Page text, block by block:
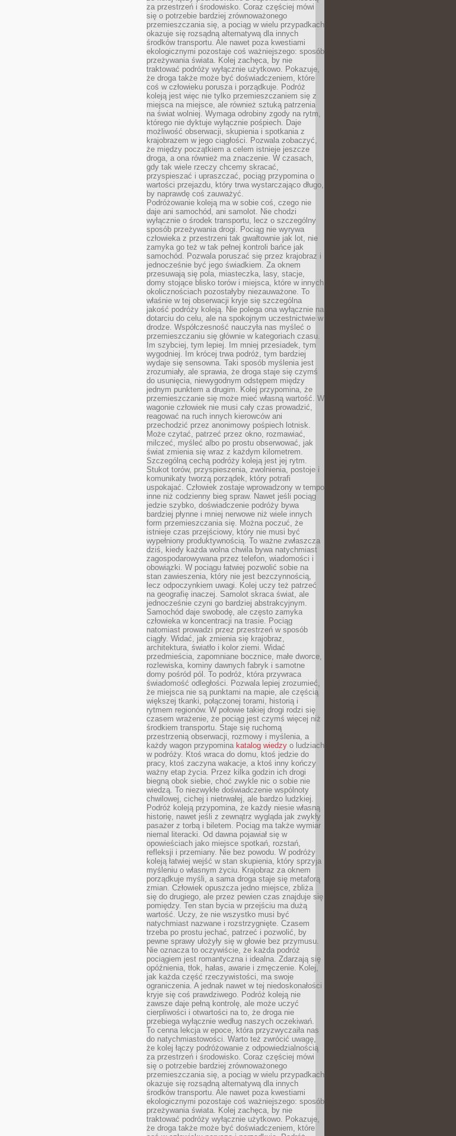
za przestrzeń i środowisko. Coraz częściej mówi
się o potrzebie bardziej zrównoważonego
przemieszczania się, a pociąg w wielu przypadkach
okazuje się rozsądną alternatywą dla innych
środków transportu. Ale nawet poza kwestiami
ekologicznymi pozostaje coś ważniejszego: sposób
przeżywania świata. Kolej zachęca, by nie
traktować podróży wyłącznie użytkowo. Pokazuje,
że droga także może być doświadczeniem, które
coś w człowieku porusza i porządkuje. Podróż
koleją jest więc nie tylko przemieszczaniem się z
miejsca na miejsce, ale również sztuką patrzenia
na świat wolniej. Wymaga odrobiny zgody na rytm,
którego nie dyktuje wyłącznie pośpiech. Daje
możliwość obserwacji, skupienia i spotkania z
krajobrazem w jego ciągłości. Pozwala zobaczyć,
że między początkiem a celem istnieje jeszcze
droga, a ona również ma znaczenie. W czasach,
gdy tak wiele rzeczy chcemy skracać,
przyspieszać i upraszczać, pociąg przypomina o
wartości przejazdu, który trwa wystarczająco długo,
by naprawdę coś zauważyć.
Podróżowanie koleją ma w sobie coś, czego nie
daje ani samochód, ani samolot. Nie chodzi
wyłącznie o środek transportu, lecz o szczególny
sposób przeżywania drogi. Pociąg nie wyrywa
człowieka z przestrzeni tak gwałtownie jak lot, nie
zamyka go też w tak pełnej kontroli bańce jak
samochód. Pozwala poruszać się przez krajobraz i
jednocześnie być jego świadkiem. Za oknem
przesuwają się pola, miasteczka, lasy, stacje,
domy stojące blisko torów i miejsca, które w innych
okolicznościach pozostałyby niezauważone. To
właśnie w tej obserwacji kryje się szczególna
jakość podróży koleją. Nie polega ona wyłącznie na
dotarciu do celu, ale na spokojnym uczestnictwie w
drodze. Współczesność nauczyła nas myśleć o
przemieszczaniu się głównie w kategoriach czasu.
Im szybciej, tym lepiej. Im mniej przesiadek, tym
wygodniej. Im krócej trwa podróż, tym bardziej
wydaje się sensowna. Taki sposób myślenia jest
zrozumiały, ale sprawia, że droga staje się czymś
do usunięcia, niewygodnym odstępem między
jednym punktem a drugim. Kolej przypomina, że
przemieszczanie się może mieć własną wartość. W
wagonie człowiek nie musi cały czas prowadzić,
reagować na ruch innych kierowców ani
przechodzić przez anonimowy pośpiech lotnisk.
Może czytać, patrzeć przez okno, rozmawiać,
milczeć, myśleć albo po prostu obserwować, jak
świat zmienia się wraz z każdym kilometrem.
Szczególną cechą podróży koleją jest jej rytm.
Stukot torów, przyspieszenia, zwolnienia, postoje i
komunikaty tworzą porządek, który potrafi
uspokajać. Człowiek zostaje wprowadzony w tempo
inne niż codzienny bieg spraw. Nawet jeśli pociąg
jedzie szybko, doświadczenie podróży bywa
bardziej płynne i mniej nerwowe niż wiele innych
form przemieszczania się. Można poczuć, że
istnieje czas przejściowy, który nie musi być
wypełniony produktywnością. To ważne zwłaszcza
dziś, kiedy każda wolna chwila bywa natychmiast
zagospodarowywana przez telefon, wiadomości i
obowiązki. W pociągu łatwiej pozwolić sobie na
stan zawieszenia, który nie jest bezczynnością,
lecz odpoczynkiem uwagi. Kolej uczy też patrzeć
na geografię inaczej. Samolot skraca świat, ale
jednocześnie czyni go bardziej abstrakcyjnym.
Samochód daje swobodę, ale często zamyka
człowieka w koncentracji na trasie. Pociąg
natomiast prowadzi przez przestrzeń w sposób
ciągły. Widać, jak zmienia się krajobraz,
architektura, światło i kolor ziemi. Widać
przedmieścia, zapomniane bocznice, małe dworce,
rozlewiska, kominy dawnych fabryk i samotne
domy pośród pól. To podróż, która przywraca
świadomość odległości. Pozwala lepiej zrozumieć,
że miejsca nie są punktami na mapie, ale częścią
większej tkanki, połączonej torami, historią i
rytmem regionów. W połowie takiej drogi rodzi się
czasem wrażenie, że pociąg jest czymś więcej niż
środkiem transportu. Staje się ruchomą
przestrzenią obserwacji, rozmowy i myślenia, a
każdy wagon przypomina katalog wiedzy o ludziach
w podróży. Ktoś wraca do domu, ktoś jedzie do
pracy, ktoś zaczyna wakacje, a ktoś inny kończy
ważny etap życia. Przez kilka godzin ich drogi
biegną obok siebie, choć zwykle nic o sobie nie
wiedzą. To niezwykłe doświadczenie wspólnoty
chwilowej, cichej i nietrwałej, ale bardzo ludzkiej.
Podróż koleją przypomina, że każdy niesie własną
historię, nawet jeśli z zewnątrz wygląda jak zwykły
pasażer z torbą i biletem. Pociąg ma także wymiar
niemal literacki. Od dawna pojawiał się w
opowieściach jako miejsce spotkań, rozstań,
refleksji i przemiany. Nie bez powodu. W podróży
koleją łatwiej wejść w stan skupienia, który sprzyja
myśleniu o własnym życiu. Krajobraz za oknem
porządkuje myśli, a sama droga staje się metaforą
zmian. Człowiek opuszcza jedno miejsce, zbliża
się do drugiego, ale przez pewien czas znajduje się
pomiędzy. Ten stan bycia w przejściu ma dużą
wartość. Uczy, że nie wszystko musi być
natychmiast nazwane i rozstrzygnięte. Czasem
trzeba po prostu jechać, patrzeć i pozwolić, by
pewne sprawy ułożyły się w głowie bez przymusu.
Nie oznacza to oczywiście, że każda podróż
pociągiem jest romantyczna i idealna. Zdarzają się
opóźnienia, tłok, hałas, awarie i zmęczenie. Kolej,
jak każda część rzeczywistości, ma swoje
ograniczenia. A jednak nawet w tej niedoskonałości
kryje się coś prawdziwego. Podróż koleją nie
zawsze daje pełną kontrolę, ale może uczyć
cierpliwości i otwartości na to, że droga nie
przebiega wyłącznie według naszych oczekiwań.
To cenna lekcja w epoce, która przyzwyczaiła nas
do natychmiastowości. Warto też zwrócić uwagę,
że kolej łączy podróżowanie z odpowiedzialnością
za przestrzeń i środowisko. Coraz częściej mówi
się o potrzebie bardziej zrównoważonego
przemieszczania się, a pociąg w wielu przypadkach
okazuje się rozsądną alternatywą dla innych
środków transportu. Ale nawet poza kwestiami
ekologicznymi pozostaje coś ważniejszego: sposób
przeżywania świata. Kolej zachęca, by nie
traktować podróży wyłącznie użytkowo. Pokazuje,
że droga także może być doświadczeniem, które